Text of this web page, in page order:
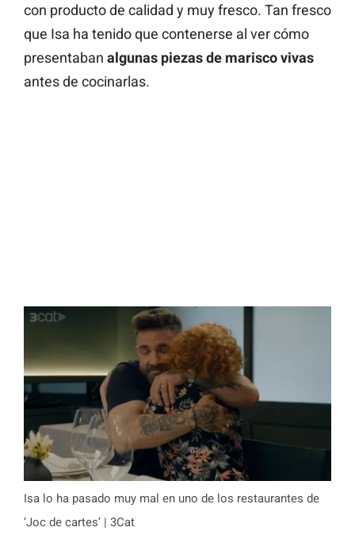
con producto de calidad y muy fresco. Tan fresco
que Isa ha tenido que contenerse al ver cómo
presentaban algunas piezas de marisco vivas
antes de cocinarlas.
Isa lo ha pasado muy mal en uno de los restaurantes de
‘Joc de cartes’ | 3Cat